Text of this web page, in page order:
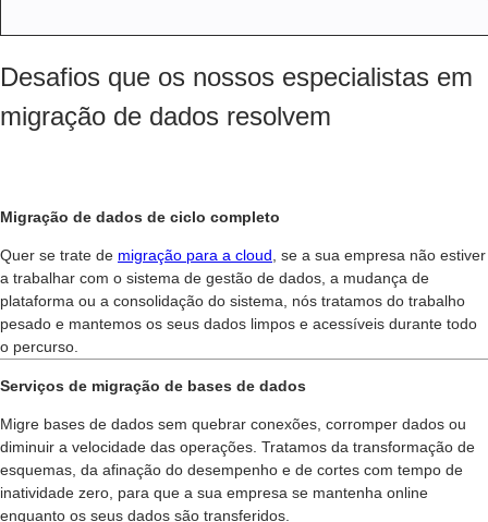
Desafios que os nossos especialistas em
migração de dados resolvem
Migração de dados de ciclo completo
Quer se trate de migração para a cloud , se a sua empresa não estiver
a trabalhar com o sistema de gestão de dados, a mudança de
plataforma ou a consolidação do sistema, nós tratamos do trabalho
pesado e mantemos os seus dados limpos e acessíveis durante todo
o percurso.
Serviços de migração de bases de dados
Migre bases de dados sem quebrar conexões, corromper dados ou
diminuir a velocidade das operações. Tratamos da transformação de
esquemas, da afinação do desempenho e de cortes com tempo de
inatividade zero, para que a sua empresa se mantenha online
enquanto os seus dados são transferidos.